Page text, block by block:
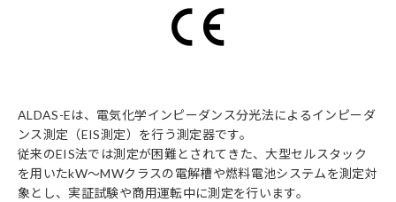
ALDAS-Eは、電気化学インピーダンス分光法によるインピーダ
ンス測定（EIS測定）を行う測定器です。
従来のEIS法では測定が困難とされてきた、大型セルスタック
を用いたkW～MWクラスの電解槽や燃料電池システムを測定対
象とし、実証試験や商用運転中に測定を行います。